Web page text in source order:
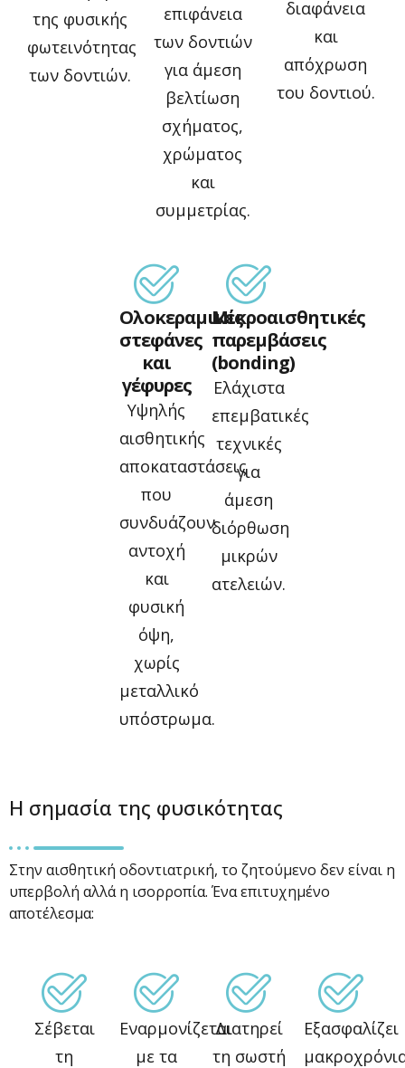
της φυσικής
φωτεινότητας
των δοντιών.
επιφάνεια
των δοντιών
για άμεση
βελτίωση
σχήματος,
χρώματος
και
συμμετρίας.
διαφάνεια
και
απόχρωση
του δοντιού.
Ολοκεραμικές
στεφάνες
και
γέφυρες
Υψηλής
αισθητικής
αποκαταστάσεις
που
συνδυάζουν
αντοχή
και
φυσική
όψη,
χωρίς
μεταλλικό
υπόστρωμα.
Μικροαισθητικές
παρεμβάσεις
(bonding)
Ελάχιστα
επεμβατικές
τεχνικές
για
άμεση
διόρθωση
μικρών
ατελειών.
Η σημασία της φυσικότητας
Στην αισθητική οδοντιατρική, το ζητούμενο δεν είναι η
υπερβολή αλλά η ισορροπία. Ένα επιτυχημένο
αποτέλεσμα:
Σέβεται
τη
Εναρμονίζεται
με τα
Διατηρεί
τη σωστή
Εξασφαλίζει